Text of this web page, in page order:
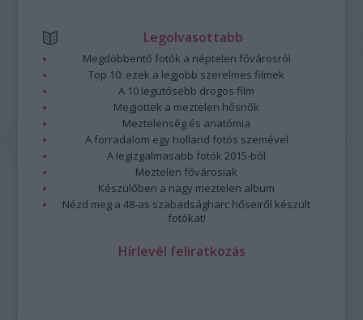
Legolvasottabb
Megdöbbentő fotók a néptelen fővárosról
Top 10: ezek a legjobb szerelmes filmek
A 10 legütősebb drogos film
Megjöttek a meztelen hősnők
Meztelenség és anatómia
A forradalom egy holland fotós szemével
A legizgalmasabb fotók 2015-ből
Meztelen fővárosiak
Készülőben a nagy meztelen album
Nézd meg a 48-as szabadságharc hőseiről készült
fotókat!
Hírlevél feliratkozás